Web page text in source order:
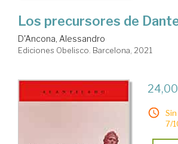
Los precursores de
D'Ancona, Alessandro
Ediciones Obelisco. Barcelona, 2021
7/